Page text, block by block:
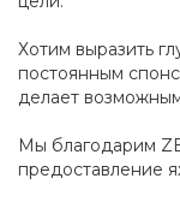
Хотим выразить
постоянным
делает
Мы благодарим
предоставление